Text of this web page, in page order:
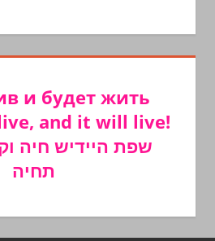
и будет жить
and it will live!
שפת היידיש חיה
תחיה